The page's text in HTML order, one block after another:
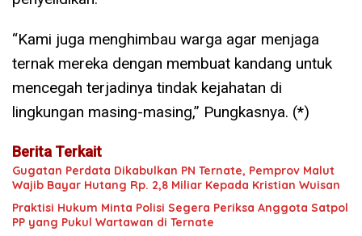
“Kami juga menghimbau warga agar menjaga
ternak mereka dengan membuat kandang untuk
mencegah terjadinya tindak kejahatan di
lingkungan masing-masing,” Pungkasnya. (*)
Berita Terkait
Gugatan Perdata Dikabulkan PN Ternate, Pemprov Malut
Wajib Bayar Hutang Rp. 2,8 Miliar Kepada Kristian Wuisan
Praktisi Hukum Minta Polisi Segera Periksa Anggota Satpol
PP yang Pukul Wartawan di Ternate